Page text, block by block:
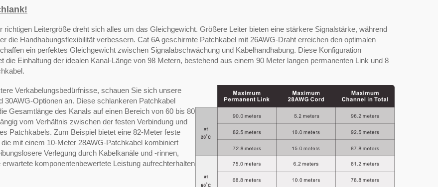
richtigen Leitergröße dreht sich alles um das Gleichgewicht. Größere Leiter bieten eine stärkere Signalstärke, während
die Handhabungsflexibilität verbessern. Cat 6A geschirmte Patchkabel mit 26AWG-Draht erreichen den optimalen
ein perfektes Gleichgewicht zwischen Signalabschwächung und Kabelhandhabung. Diese Konfiguration
die Einhaltung der idealen Kanal-Länge von 98 Metern, bestehend aus einem 90 Meter langen permanenten Link und 8
Verkabelungsbedürfnisse, schauen Sie sich unsere
30AWG-Optionen an. Diese schlankeren Patchkabel
Gesamtlänge des Kanals auf einen Bereich von 60 bis 80
vom Verhältnis zwischen der festen Verbindung und
Patchkabels. Zum Beispiel bietet eine 82-Meter feste
die mit einem 10-Meter 28AWG-Patchkabel kombiniert
Verlegung durch Kabelkanäle und -rinnen,
erwartete komponentenbewertete Leistung aufrechterhalten